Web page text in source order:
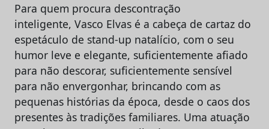
Para quem procura descontração
inteligente, Vasco Elvas é a cabeça de cartaz do
espetáculo de stand-up natalício, com o seu
humor leve e elegante, suficientemente afiado
para não descorar, suficientemente sensível
para não envergonhar, brincando com as
pequenas histórias da época, desde o caos dos
presentes às tradições familiares. Uma atuação